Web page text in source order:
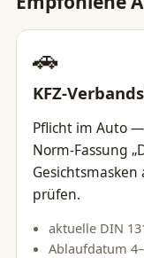
🚗
KFZ-
Pflicht im Auto
Norm-Fassung
prüfen.
aktuelle DIN
Ablaufdatum